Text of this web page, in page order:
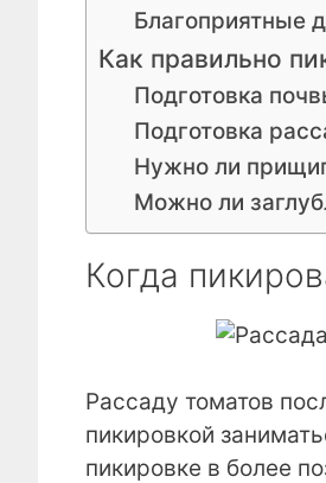
Благоприятные
Как правильно
Подготовка
Подготовка
Нужно ли
Можно ли
Когда
Рассаду томатов
пикировкой
пикировке в более